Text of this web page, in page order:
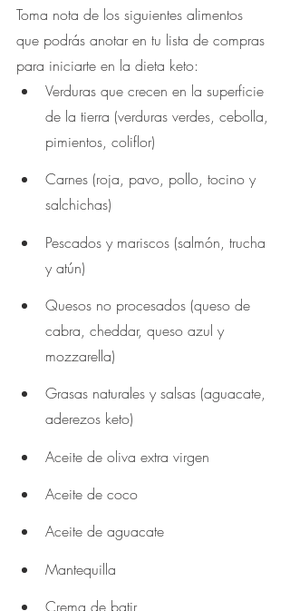
Toma nota de los siguientes alimentos
que podrás anotar en tu lista de compras
para iniciarte en la dieta keto:
Verduras que crecen en la superficie
de la tierra (verduras verdes, cebolla,
pimientos, coliflor)
Carnes (roja, pavo, pollo, tocino y
salchichas)
Pescados y mariscos (salmón, trucha
y atún)
Quesos no procesados (queso de
cabra, cheddar, queso azul y
mozzarella)
Grasas naturales y salsas (aguacate,
aderezos keto)
Aceite de oliva extra virgen
Aceite de coco
Aceite de aguacate
Mantequilla
Crema de batir